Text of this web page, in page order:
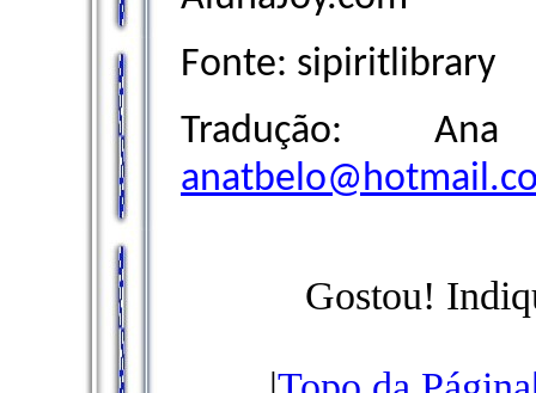
Fonte: sipiritlibrary
Tradução:
Gostou!